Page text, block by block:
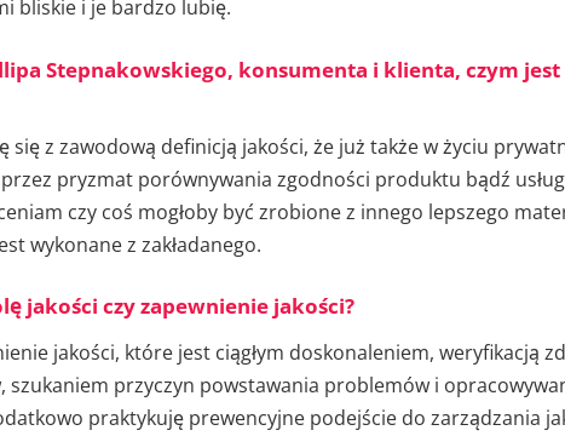
bliskie i je bardzo lubię.
Stepnakowskiego, konsumenta i klienta, czym jest
się z zawodową definicją jakości, że już także w życiu
pryzmat porównywania zgodności produktu bądź
czy coś mogłoby być zrobione z innego lepszego
wykonane z zakładanego.
jakości czy zapewnienie jakości?
jakości, które jest ciągłym doskonaleniem, weryfikacją
szukaniem przyczyn powstawania problemów i
praktykuję prewencyjne podejście do zarządzania